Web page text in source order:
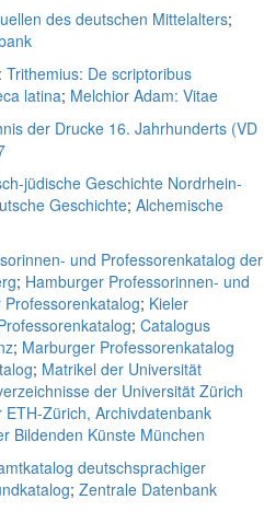
des deutschen Mittelalters;
: Trithemius: De scriptoribus
latina; Melchior Adam: Vitae
der Drucke 16. Jahrhunderts (VD
jüdische Geschichte Nordrhein-
Geschichte; Alchemische
und Professorenkatalog der
; Hamburger Professorinnen- und
Professorenkatalog; Kieler
; Catalogus
; Marburger Professorenkatalog
; Matrikel der Universität
der Universität Zürich
ETH-Zürich, Archivdatenbank
Bildenden Künste München
deutschsprachiger
; Zentrale Datenbank